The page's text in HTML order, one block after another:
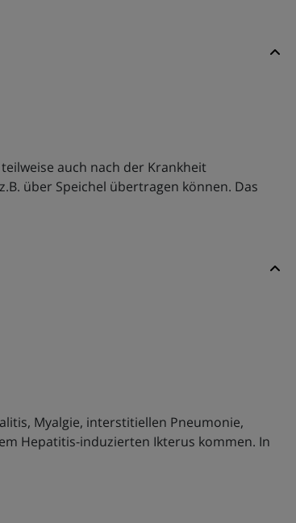
auch nach der Krankheit
über Speichel übertragen können. Das
Myalgie, interstitiellen Pneumonie,
Hepatitis-induzierten Ikterus kommen. In